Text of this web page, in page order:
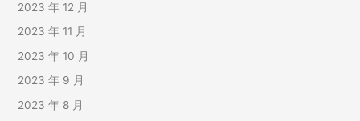
2023 年 12 月
2023 年 11 月
2023 年 10 月
2023 年 9 月
2023 年 8 月